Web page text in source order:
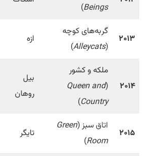
Beings
)
۲۰۱۳
گربه‌های کوچه
(
Alleycats
)
ازه
۲۰۱۴
ملکه و کشور
(
Queen and
Country
)
بیل
روهان
۲۰۱۵
اتاقسبز (Green
Room
)
تایگر